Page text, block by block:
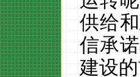
供给
信承
建设